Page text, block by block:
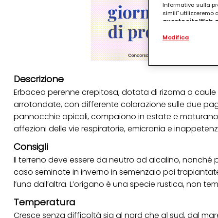
Descrizione
Erbacea perenne crepitosa, dotata di rizoma a
arrotondate, con differente colorazione sulle due
pannocchie apicali, compaiono in estate e
affezioni delle vie respiratorie, emicrania e
Consigli
Il terreno deve essere da neutro ad alcalino, nonché
caso seminate in inverno in semenzaio poi
l’una dall’altra. L’origano è una specie rustica, non
Temperatura
Cresce senza difficoltà sia al nord che al sud, dal
Informativa sulla
simili" utilizzeremo
questo sito
.
(rispettivamente
terzi, conservare
Puoi trovare
collegata nel piè di
qualsiasi
collegata nel piè di
periodo di
per uno o più degli
tuoi dati personali
necessari per
Modifica